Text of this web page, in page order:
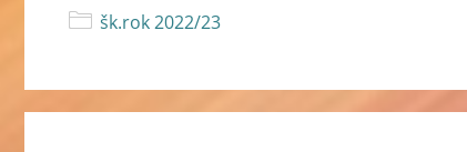
šk.rok 2022/23